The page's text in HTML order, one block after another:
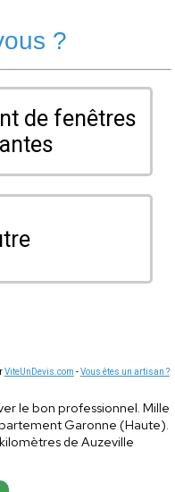
?
de fenêtres
ViteUnDevis.com -Vous êtes un artisan ?
le bon professionnel. Mille
Garonne (Haute).
de Auzeville